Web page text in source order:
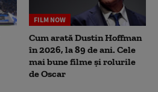
FILM NOW
Cum arată Dustin Hoffman
în 2026, la 89 de ani. Cele
mai bune filme și rolurile
de Oscar